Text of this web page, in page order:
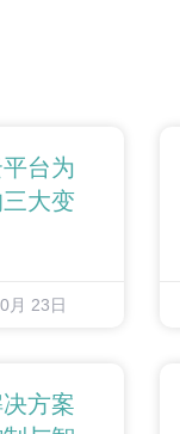
台为
大变
月 23日
方案